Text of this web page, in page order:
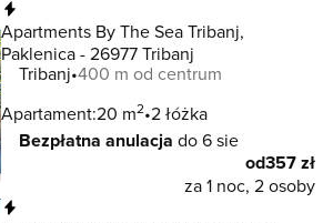
Apartments By The Sea Tribanj,
Paklenica - 26977 Tribanj
Tribanj 400 m od centrum
Apartament:20 m2 2 łóżka
Bezpłatna anulacja do 6 sie
od357 zł
za 1 noc, 2 osoby